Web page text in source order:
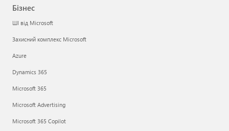
Бізнес
ШІ від Microsoft
Захисний комплекс Microsoft
Azure
Dynamics 365
Microsoft 365
Microsoft Advertising
Microsoft 365 Copilot